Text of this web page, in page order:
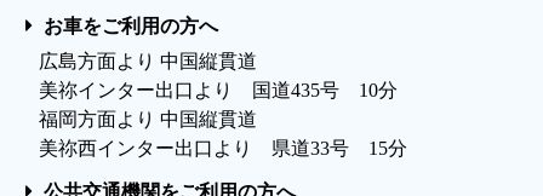
お車をご利用の方へ
広島方面より 中国縦貫道
美祢インター出口より 国道435号 10分
福岡方面より 中国縦貫道
美祢西インター出口より 県道33号 15分